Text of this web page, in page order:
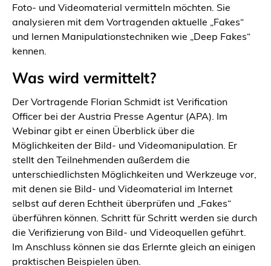
Foto- und Videomaterial vermitteln möchten. Sie
analysieren mit dem Vortragenden aktuelle „Fakes“
und lernen Manipulationstechniken wie „Deep Fakes“
kennen.
Was wird vermittelt?
Der Vortragende Florian Schmidt ist Verification
Officer bei der Austria Presse Agentur (APA). Im
Webinar gibt er einen Überblick über die
Möglichkeiten der Bild- und Videomanipulation. Er
stellt den Teilnehmenden außerdem die
unterschiedlichsten Möglichkeiten und Werkzeuge vor,
mit denen sie Bild- und Videomaterial im Internet
selbst auf deren Echtheit überprüfen und „Fakes“
überführen können. Schritt für Schritt werden sie durch
die Verifizierung von Bild- und Videoquellen geführt.
Im Anschluss können sie das Erlernte gleich an einigen
praktischen Beispielen üben.